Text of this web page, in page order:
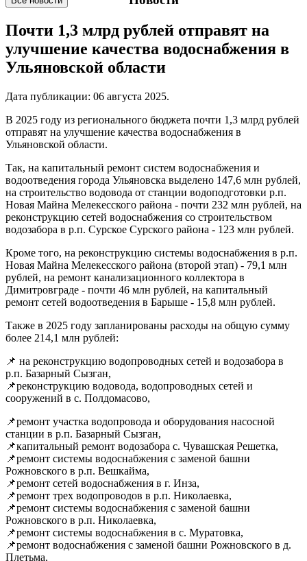
Почти 1,3 млрд рублей отправят на
улучшение качества водоснабжения в
Ульяновской области
Дата публикации: 06 августа 2025.
В 2025 году из регионального бюджета почти 1,3 млрд рублей
отправят на улучшение качества водоснабжения в
Ульяновской области.
Так, на капитальный ремонт систем водоснабжения и
водоотведения города Ульяновска выделено 147,6 млн рублей,
на строительство водовода от станции водоподготовки р.п.
Новая Майна Мелекесского района - почти 232 млн рублей, на
реконструкцию сетей водоснабжения со строительством
водозабора в р.п. Сурское Сурского района - 123 млн рублей.
Кроме того, на реконструкцию системы водоснабжения в р.п.
Новая Майна Мелекесского района (второй этап) - 79,1 млн
рублей, на ремонт канализационного коллектора в
Димитровграде - почти 46 млн рублей, на капитальный
ремонт сетей водоотведения в Барыше - 15,8 млн рублей.
Также в 2025 году запланированы расходы на общую сумму
более 214,1 млн рублей:
📌 на реконструкцию водопроводных сетей и водозабора в
р.п. Базарный Сызган,
📌реконструкцию водовода, водопроводных сетей и
сооружений в с. Полдомасово,
📌ремонт участка водопровода и оборудования насосной
станции в р.п. Базарный Сызган,
📌капитальный ремонт водозабора с. Чувашская Решетка,
📌ремонт системы водоснабжения с заменой башни
Рожновского в р.п. Вешкайма,
📌ремонт сетей водоснабжения в г. Инза,
📌ремонт трех водопроводов в р.п. Николаевка,
📌ремонт системы водоснабжения с заменой башни
Рожновского в р.п. Николаевка,
📌ремонт системы водоснабжения в с. Муратовка,
📌ремонт водоснабжения с заменой башни Рожновского в д.
Плетьма,